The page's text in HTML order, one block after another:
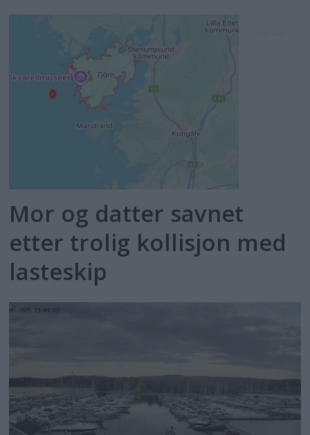
Mor og datter savnet
etter trolig kollisjon med
lasteskip